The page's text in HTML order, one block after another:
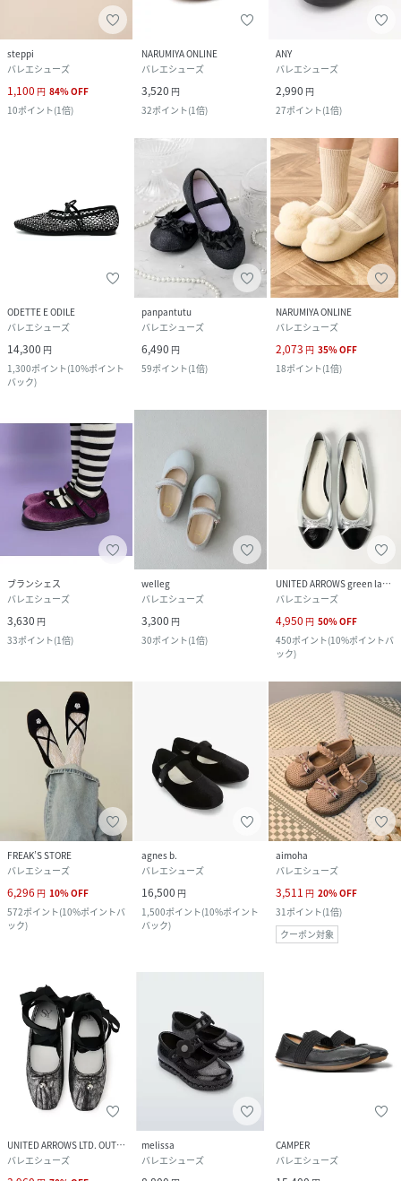
steppi
バレエシューズ
1,100 円 84%OFF
10ポイント(1倍)
NARUMIYA ONLINE
バレエシューズ
3,520 円
32ポイント(1倍)
ANY
バレエシューズ
2,990 円
27ポイント(1倍)
ODETTE E ODILE
バレエシューズ
14,300 円
1,300ポイント(10%ポイント
バック)
panpantutu
バレエシューズ
6,490 円
59ポイント(1倍)
NARUMIYA ONLINE
バレエシューズ
2,073 円 35%OFF
18ポイント(1倍)
ブランシェス
バレエシューズ
3,630 円
33ポイント(1倍)
welleg
バレエシューズ
3,300 円
30ポイント(1倍)
UNITED ARROWS green label relaxing
バレエシューズ
4,950 円 50%OFF
450ポイント(10%ポイントバ
ック)
FREAK’S STORE
バレエシューズ
6,296 円 10%OFF
572ポイント(10%ポイントバ
ック)
agnes b.
バレエシューズ
16,500 円
1,500ポイント(10%ポイント
バック)
aimoha
バレエシューズ
3,511 円 20%OFF
31 ポイント(1倍)
クーポン対象
UNITED ARROWS LTD. OUTLET
バレエシューズ
melissa
バレエシューズ
CAMPER
バレエシューズ